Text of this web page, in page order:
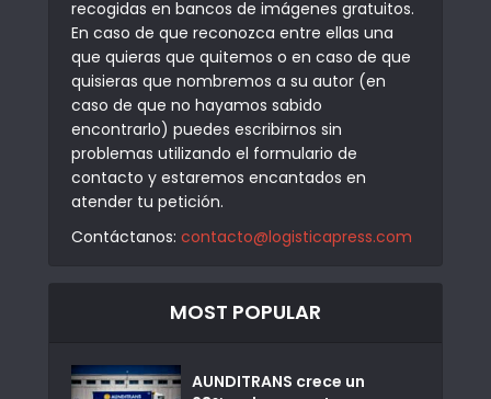
recogidas en bancos de imágenes gratuitos.
En caso de que reconozca entre ellas una
que quieras que quitemos o en caso de que
quisieras que nombremos a su autor (en
caso de que no hayamos sabido
encontrarlo) puedes escribirnos sin
problemas utilizando el formulario de
contacto y estaremos encantados en
atender tu petición.
Contáctanos: contacto@logisticapress.com
MOST POPULAR
AUNDITRANS crece un